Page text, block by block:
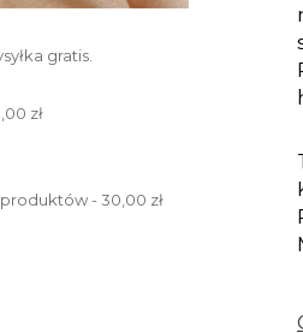
gratis.
zł
- 30,00 zł